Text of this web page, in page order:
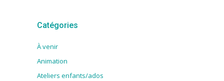
Catégories
À venir
Animation
Ateliers enfants/ados